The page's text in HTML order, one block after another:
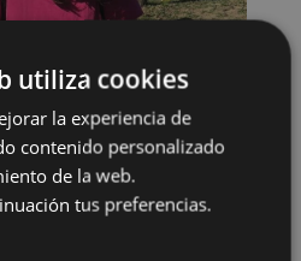
utiliza cookies
la experiencia de
contenido personalizado
de la web.
tus preferencias.